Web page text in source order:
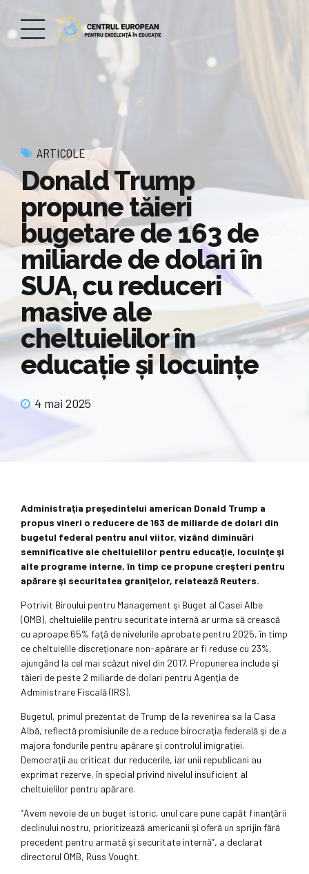
ARTICOLE
Donald Trump
propune tăieri
bugetare de 163 de
miliarde de dolari în
SUA, cu reduceri
masive ale
cheltuielilor în
educaţie şi locuinţe
4 mai 2025
Administraţia preşedintelui american Donald Trump a
propus vineri o reducere de 163 de miliarde de dolari din
bugetul federal pentru anul viitor, vizând diminuări
semnificative ale cheltuielilor pentru educaţie, locuinţe şi
alte programe interne, în timp ce propune creşteri pentru
apărare şi securitatea graniţelor, relatează Reuters.
Potrivit Biroului pentru Management şi Buget al Casei Albe
(OMB), cheltuielile pentru securitate internă ar urma să crească
cu aproape 65% faţă de nivelurile aprobate pentru 2025, în timp
ce cheltuielile discreţionare non-apărare ar fi reduse cu 23%,
ajungând la cel mai scăzut nivel din 2017. Propunerea include şi
tăieri de peste 2 miliarde de dolari pentru Agenţia de
Administrare Fiscală (IRS).
Bugetul, primul prezentat de Trump de la revenirea sa la Casa
Albă, reflectă promisiunile de a reduce birocraţia federală şi de a
majora fondurile pentru apărare şi controlul imigraţiei.
Democraţii au criticat dur reducerile, iar unii republicani au
exprimat rezerve, în special privind nivelul insuficient al
cheltuielilor pentru apărare.
”Avem nevoie de un buget istoric, unul care pune capăt finanţării
declinului nostru, prioritizează americanii şi oferă un sprijin fără
precedent pentru armată şi securitate internă”, a declarat
directorul OMB, Russ Vought.